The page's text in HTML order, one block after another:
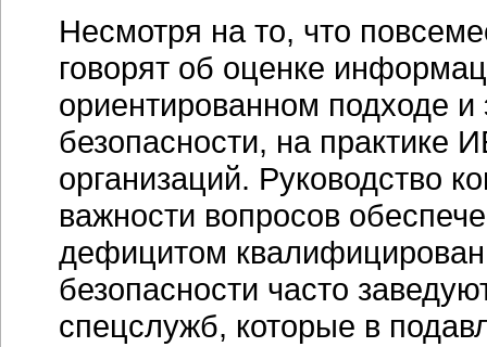
Несмотря на то, что
говорят об оценке
ориентированном подходе
безопасности, на практике
организаций. Руководство
важности вопросов
дефицитом
безопасности часто
спецслужб, которые в